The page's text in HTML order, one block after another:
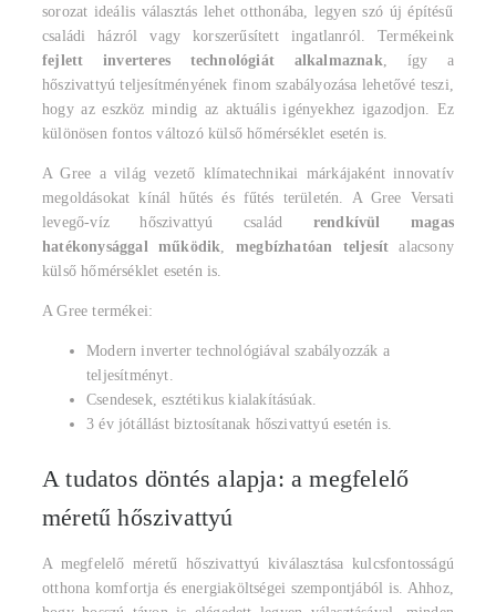
sorozat ideális választás lehet otthonába, legyen szó új építésű
családi házról vagy korszerűsített ingatlanról. Termékeink
fejlett inverteres technológiát alkalmaznak, így a
hőszivattyú teljesítményének finom szabályozása lehetővé teszi,
hogy az eszköz mindig az aktuális igényekhez igazodjon. Ez
különösen fontos változó külső hőmérséklet esetén is.
A Gree a világ vezető klímatechnikai márkájaként innovatív
megoldásokat kínál hűtés és fűtés területén. A Gree Versati
levegő-víz hőszivattyú család rendkívül magas
hatékonysággal működik, megbízhatóan teljesítalacsony
külső hőmérséklet esetén is.
A Gree termékei:
Modern inverter technológiával szabályozzák a
teljesítményt.
Csendesek, esztétikus kialakításúak.
3 év jótállást biztosítanak hőszivattyú esetén is.
A tudatos döntés alapja: a megfelelő
méretű hőszivattyú
A megfelelő méretű hőszivattyú kiválasztása kulcsfontosságú
otthona komfortja és energiaköltségei szempontjából is. Ahhoz,